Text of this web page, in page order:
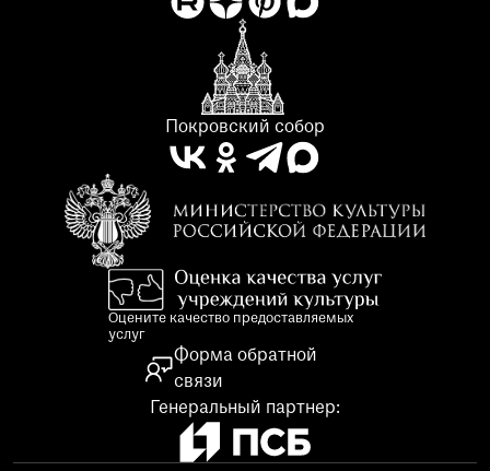
Покровский собор
Генеральный партнер:
Оцените качество предоставляемых
услуг
Форма обратной
связи